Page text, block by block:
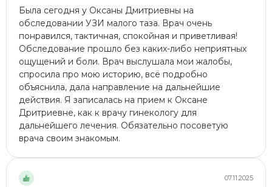
Была сегодня у Оксаны Дмитриевны на
обследовании УЗИ малого таза​. Врач очень
понравился, тактичная, спокойная и приветливая!
Обследование прошло без каких-либо неприятных
ощущений и боли. Врач выслушала мои жалобы,
спросила про мою историю, всё подробно
объяснила, дала направление на дальнейшие
действия. Я записалась на прием к Оксане
Дритриевне, как к врачу гинекологу для
дальнейшего лечения. Обязательно посоветую
врача своим знакомым.
07.11.2025